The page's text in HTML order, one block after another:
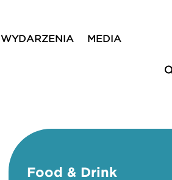
WYDARZENIA MEDIA
Food & Drink